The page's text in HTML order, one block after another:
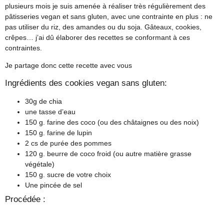
plusieurs mois je suis amenée à réaliser très régulièrement des
pâtisseries vegan et sans gluten, avec une contrainte en plus : ne
pas utiliser du riz, des amandes ou du soja. Gâteaux, cookies,
crêpes… j’ai dû élaborer des recettes se conformant à ces
contraintes.
Je partage donc cette recette avec vous
Ingrédients des cookies vegan sans gluten:
30g de chia
une tasse d’eau
150 g. farine des coco (ou des châtaignes ou des noix)
150 g. farine de lupin
2 cs de purée des pommes
120 g. beurre de coco froid (ou autre matière grasse
végétale)
150 g. sucre de votre choix
Une pincée de sel
Procédée :